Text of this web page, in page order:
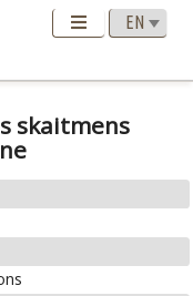
skaitmens